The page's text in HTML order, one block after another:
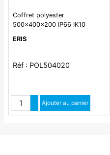
Coffret polyester
500x400x200 IP66 IK10
ERIS
Réf : POL504020
QuantitéAugmenter quantité
Diminuer quantité
Ajouter au panier